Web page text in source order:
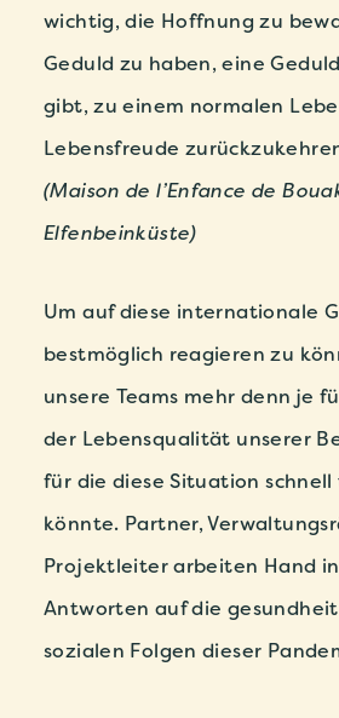
wichtig, die Hoffnung zu
Geduld zu haben, eine
gibt, zu einem normalen
Lebensfreude
(Maison de l’Enfance de
Elfenbeinküste)
Um auf diese internationale
bestmöglich reagieren zu
unsere Teams mehr denn je
der Lebensqualität unserer
für die diese Situation
könnte. Partner,
Projektleiter arbeiten Hand
Antworten auf die
sozialen Folgen dieser